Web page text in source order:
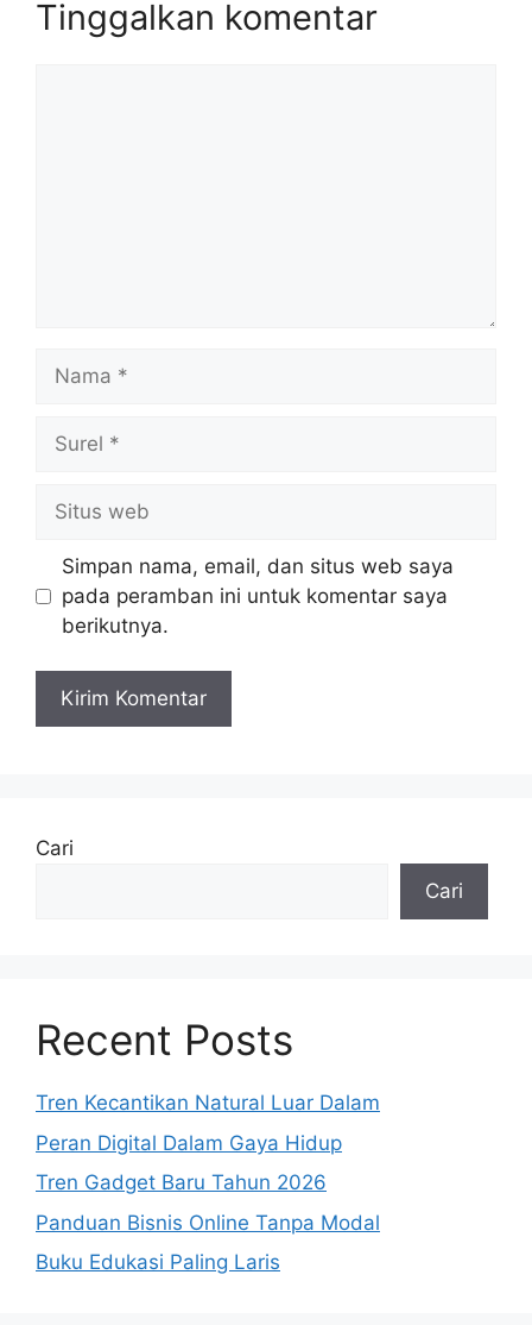
Tinggalkan komentar
web
Simpan nama, email, dan situs web saya
pada peramban ini untuk komentar saya
berikutnya.
Cari
Cari
Recent Posts
Tren Kecantikan Natural Luar Dalam
Peran Digital Dalam Gaya Hidup
Tren Gadget Baru Tahun 2026
Panduan Bisnis Online Tanpa Modal
Buku Edukasi Paling Laris